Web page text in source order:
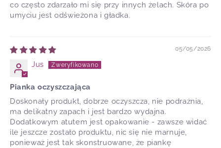
co często zdarzało mi się przy innych żelach. Skóra po
umyciu jest odświeżona i gładka.
05/05/2026
Jus
Pianka oczyszczająca
Doskonały produkt, dobrze oczyszcza, nie podrażnia,
ma delikatny zapach i jest bardzo wydajna.
Dodatkowym atutem jest opakowanie - zawsze widać
ile jeszcze zostało produktu, nic się nie marnuje,
ponieważ jest tak skonstruowane, że piankę